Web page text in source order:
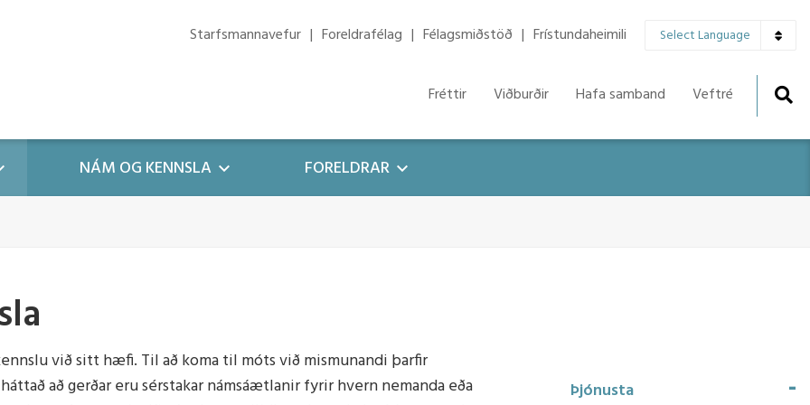
Starfsmannavefur Foreldrafélag Félagsmiðstöð Frístundaheimili Select Language
Fréttir Viðburðir Hafa samband Veftré
NÁM OG KENNSLA FORELDRAR
við sitt hæfi. Til að koma til móts við mismunandi þarfir
að gerðar eru sérstakar námsáætlanir fyrir hvern nemanda eða
Þjónusta